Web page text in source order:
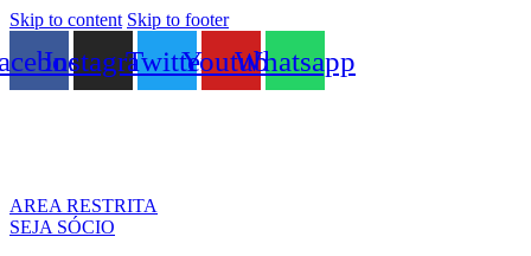
Skip to content Skip to footer
InstagramTwitterYoutubeWhatsapp
AREA RESTRITA
SEJA SÓCIO